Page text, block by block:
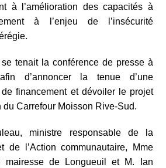
à l’amélioration des capacités à
à l’enjeu de l’insécurité
tenait la conférence de presse à
d’annoncer la tenue d’une
financement et dévoiler le projet
Carrefour Moisson Rive-Sud.
ministre responsable de la
de l’Action communautaire, Mme
mairesse de Longueuil et M. Ian